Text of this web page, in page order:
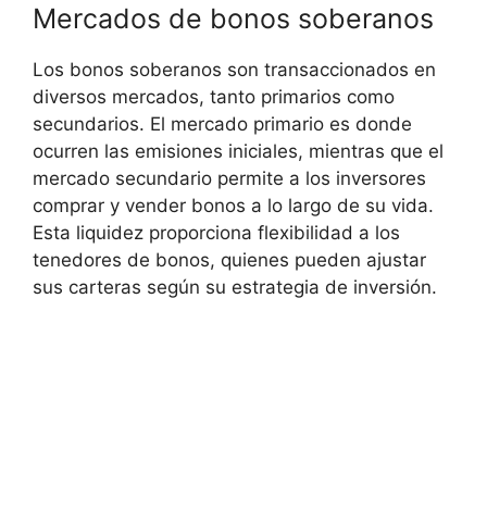
Mercados‌ de bonos soberanos
Los bonos soberanos son transaccionados en
‍diversos mercados, tanto primarios como
‌secundarios. ‍El mercado primario es donde
ocurren las emisiones⁣ iniciales, mientras que el
mercado secundario permite a los inversores ​
comprar y vender bonos a lo largo de su vida.
Esta liquidez proporciona flexibilidad a‌ los
tenedores de ⁣bonos, quienes pueden ajustar⁤
sus carteras⁢ según⁤ su estrategia de inversión.